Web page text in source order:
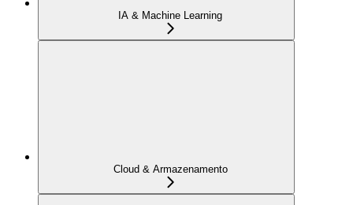
IA & Machine Learning
Cloud & Armazenamento